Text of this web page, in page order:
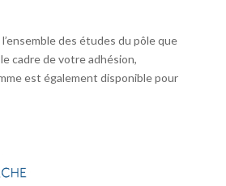
des études du pôle que
cadre de votre adhésion,
est également disponible pour